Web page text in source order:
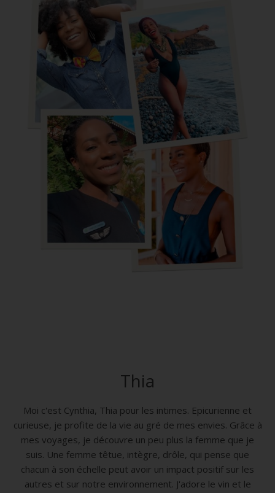
Thia
Moi c'est Cynthia, Thia pour les intimes. Epicurienne et
curieuse, je profite de la vie au gré de mes envies. Grâce à
mes voyages, je découvre un peu plus la femme que je
suis. Une femme têtue, intègre, drôle, qui pense que
chacun à son échelle peut avoir un impact positif sur les
autres et sur notre environnement. J'adore le vin et le